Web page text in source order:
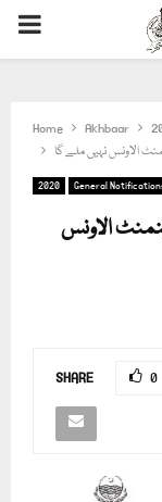
PRIMARY
Home Akhbaar
الاونس نہیں ملے گا
2020 General
الاونس
SHARE 0